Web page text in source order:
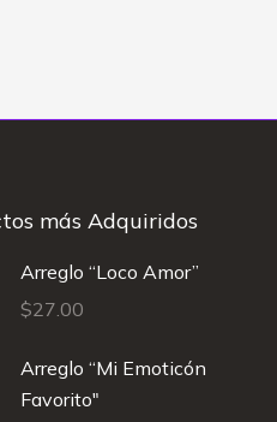
más Adquiridos
Arreglo “Loco Amor”
$27.00
Arreglo “Mi Emoticón
Favorito"